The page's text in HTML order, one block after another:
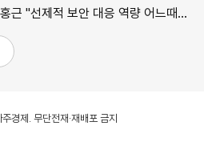
"선제적 보안 대응 역량 어느때보다 중요"
경제. 무단전재·재배포 금지